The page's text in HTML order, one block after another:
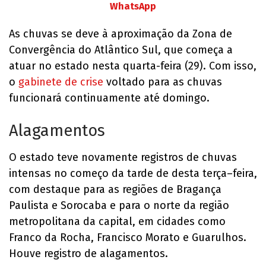
WhatsApp
As chuvas se deve à aproximação da Zona de
Convergência do Atlântico Sul, que começa a
atuar no estado nesta quarta-feira (29). Com isso,
o gabinete de crise voltado para as chuvas
funcionará continuamente até domingo.
Alagamentos
O estado teve novamente registros de chuvas
intensas no começo da tarde de desta terça–feira,
com destaque para as regiões de Bragança
Paulista e Sorocaba e para o norte da região
metropolitana da capital, em cidades como
Franco da Rocha, Francisco Morato e Guarulhos.
Houve registro de alagamentos.